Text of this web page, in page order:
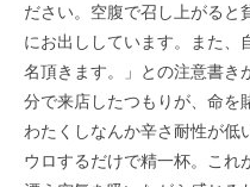
ださい。空腹で召し上がると
にお出ししています。また、
名頂きます。」との注意書き
分で来店したつもりが、命を
わたくしなんか辛さ耐性が低
ウロするだけで精一杯。これ